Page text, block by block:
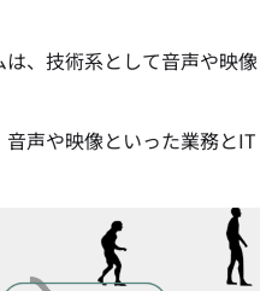
、技術系として音声や映像
声や映像といった業務とIT